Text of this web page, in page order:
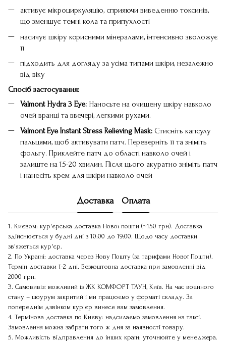
активує мікроциркуляцію, сприяючи виведенню токсинів,
що зменшує темні кола та припухлості
насичує шкіру корисними мінералами, інтенсивно зволожує
її
підходить для догляду за усіма типами шкіри, незалежно
від віку
Спосіб застосування:
Valmont Hydra 3 Eye: Наносьте на очищену шкіру навколо
очей вранці та ввечері, легкими рухами.
Valmont Eye Instant Stress Relieving Mask: Стисніть капсулу
пальцями, щоб активувати патч. Переверніть її та зніміть
фольгу. Приклейте патч до області навколо очей і
залиште на 15-20 хвилин. Після цього акуратно зніміть патч
і нанесіть крем для шкіри навколо очей
Доставка Оплата
1. Києвом: кур'єрська доставка Нової пошти (~150 грн). Доставка
здійснюється у будні дні з 10:00 до 19:00. Щодо часу доставки
зв'яжеться кур'єр.
2. По Україні: доставка через Нову Пошту (за тарифами Нової Пошти).
Термін доставки 1-2 дні. Безкоштовна доставка при замовленні від
2000 грн.
3. Самовивіз: можливий із ЖК КОМФОРТ ТАУН, Київ. На час воєнного
стану – шоурум закритий і ми працюємо у форматі складу. За
попереднім дзвінком кур'єр винесе вам замовлення.
4. Термінова доставка по Києву: надсилаємо замовлення на таксі.
Замовлення можна забрати того ж дня за наявності товару.
5. Можливість відправлення до інших країн: уточнюйте у менеджера.